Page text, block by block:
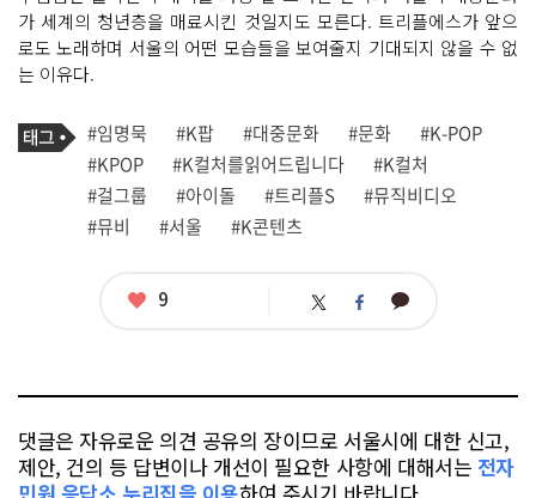
가 세계의 청년층을 매료시킨 것일지도 모른다. 트리플에스가 앞으
로도 노래하며 서울의 어떤 모습들을 보여줄지 기대되지 않을 수 없
는 이유다.
기
사
관
련
태
그
태
그
#임명묵 #K팝 #대중문화 #문화
#K-POP
#KPOP
#K컬처를읽어드립니다
#K컬처
#걸그룹
#아이돌 #트리플S
#뮤직비디오
#뮤비
#서울 #K콘텐츠
좋
9 트 페 카
댓글은 자유로운 의견 공유의 장이므로 서울시에 대한 신고,
제안, 건의 등 답변이나 개선이 필요한 사항에 대해서는 전자